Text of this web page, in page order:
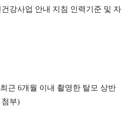
강사업 안내 지침 인력기준 및 자
최근 6개월 이내 촬영한 탈모 상반
부)